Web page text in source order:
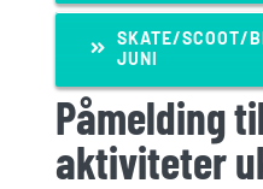
SKATE/SCOOT/
JUNI
Påmelding
aktiviteter